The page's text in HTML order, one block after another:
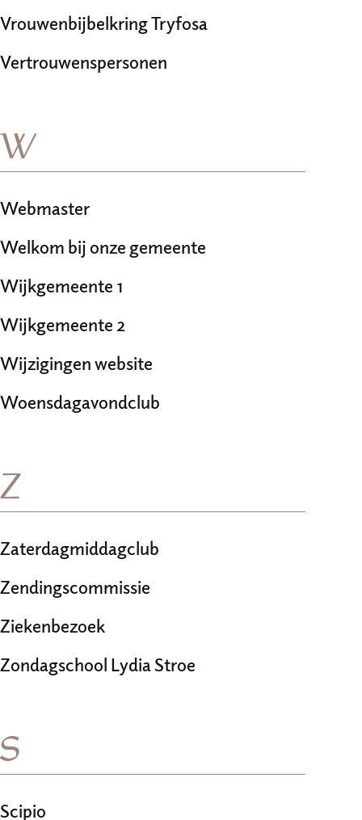
Vrouwenbijbelkring Tryfosa
Vertrouwenspersonen
W
Webmaster
Welkom bij onze gemeente
Wijkgemeente 1
Wijkgemeente 2
Wijzigingen website
Woensdagavondclub
Z
Zaterdagmiddagclub
Zendingscommissie
Ziekenbezoek
Zondagschool Lydia Stroe
S
Scipio